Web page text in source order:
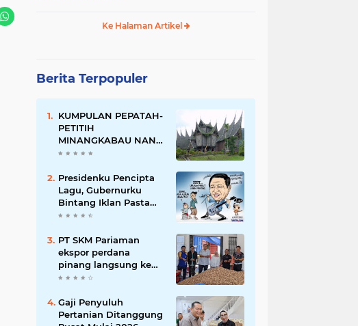
Ke Halaman Artikel
Berita Terpopuler
KUMPULAN PEPATAH-
PETITIH
MINANGKABAU NAN
ELOK
Presidenku Pencipta
Lagu, Gubernurku
Bintang Iklan Pasta
Gigi
PT SKM Pariaman
ekspor perdana
pinang langsung ke
India
Gaji Penyuluh
Pertanian Ditanggung